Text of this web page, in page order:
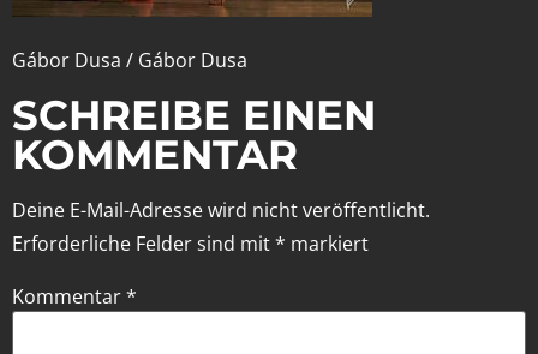
Gábor Dusa / Gábor Dusa
SCHREIBE EINEN
KOMMENTAR
Deine E-Mail-Adresse wird nicht veröffentlicht.
Erforderliche Felder sind mit* markiert
Kommentar*